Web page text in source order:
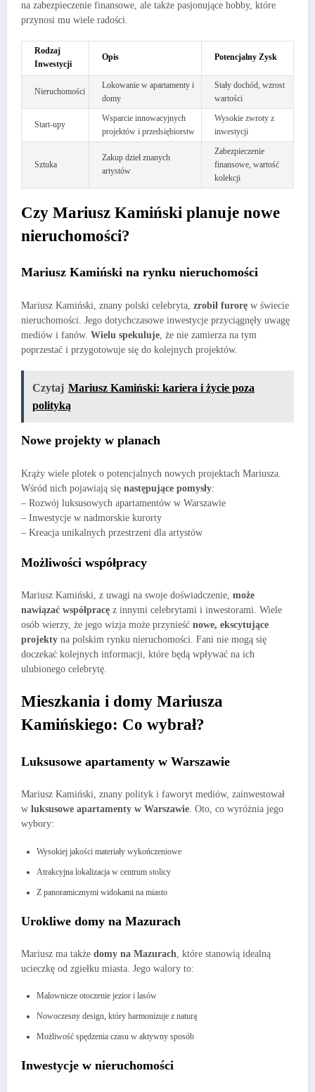
na zabezpieczenie finansowe, ale także pasjonujące hobby, które
przynosi mu wiele radości.
Rodzaj
Inwestycji
Opis Potencjalny Zysk
Nieruchomości
Lokowanie w apartamenty i
domy
Stały dochód, wzrost
wartości
Start-upy
Wsparcie innowacyjnych
projektów i przedsiębiorstw
Wysokie zwroty z
inwestycji
Sztuka
Zakup dzieł znanych
artystów
Zabezpieczenie
finansowe, wartość
kolekcji
Czy Mariusz Kamiński planuje nowe
nieruchomości?
Mariusz Kamiński na rynku nieruchomości
Mariusz Kamiński, znany polski celebryta, zrobił furorę w świecie
nieruchomości. Jego dotychczasowe inwestycje przyciągnęły uwagę
mediów i fanów. Wielu spekuluje , że nie zamierza na tym
poprzestać i przygotowuje się do kolejnych projektów.
Czytaj Mariusz Kamiński: kariera i życie poza
polityką
Nowe projekty w planach
Krąży wiele plotek o potencjalnych nowych projektach Mariusza.
Wśród nich pojawiają się następujące pomysły:
– Rozwój luksusowych apartamentów w Warszawie
– Inwestycje w nadmorskie kurorty
– Kreacja unikalnych przestrzeni dla artystów
Możliwości współpracy
Mariusz Kamiński, z uwagi na swoje doświadczenie, może
nawiązać współpracę z innymi celebrytami i inwestorami. Wiele
osób wierzy, że jego wizja może przynieść nowe, ekscytujące
projekty na polskim rynku nieruchomości. Fani nie mogą się
doczekać kolejnych informacji, które będą wpływać na ich
ulubionego celebrytę.
Mieszkania i domy Mariusza
Kamińskiego: Co wybrał?
Luksusowe apartamenty w Warszawie
Mariusz Kamiński, znany polityk i faworyt mediów, zainwestował
w luksusowe apartamenty w Warszawie. Oto, co wyróżnia jego
wybory:
Wysokiej jakości materiały wykończeniowe
Atrakcyjna lokalizacja w centrum stolicy
Z panoramicznymi widokami na miasto
Urokliwe domy na Mazurach
Mariusz ma także domy na Mazurach, które stanowią idealną
ucieczkę od zgiełku miasta. Jego walory to:
Malownicze otoczenie jezior i lasów
Nowoczesny design, który harmonizuje z naturą
Możliwość spędzenia czasu w aktywny sposób
Inwestycje w nieruchomości